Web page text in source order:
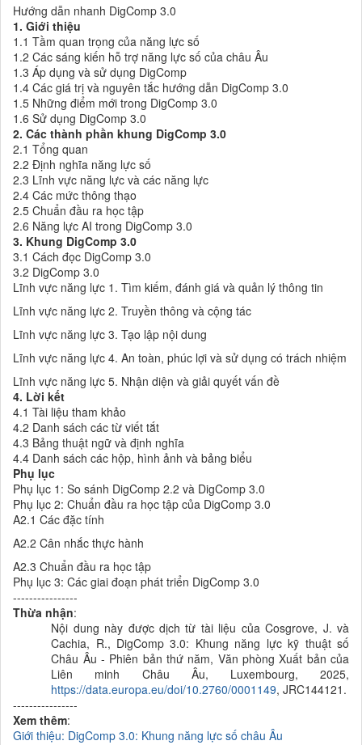
Hướng dẫn nhanh DigComp 3.0
1. Giới thiệu
1.1 Tầm quan trọng của năng lực số
1.2 Các sáng kiến hỗ trợ năng lực số của châu Âu
1.3 Áp dụng và sử dụng DigComp
1.4 Các giá trị và nguyên tắc hướng dẫn DigComp 3.0
1.5 Những điểm mới trong DigComp 3.0
1.6 Sử dụng DigComp 3.0
2. Các thành phần khung DigComp 3.0
2.1 Tổng quan
2.2 Định nghĩa năng lực số
2.3 Lĩnh vực năng lực và các năng lực
2.4 Các mức thông thạo
2.5 Chuẩn đầu ra học tập
2.6 Năng lực AI trong DigComp 3.0
3. Khung DigComp 3.0
3.1 Cách đọc DigComp 3.0
3.2 DigComp 3.0
Lĩnh vực năng lực 1. Tìm kiếm, đánh giá và quản lý thông tin
Lĩnh vực năng lực 2. Truyền thông và cộng tác
Lĩnh vực năng lực 3. Tạo lập nội dung
Lĩnh vực năng lực 4. An toàn, phúc lợi và sử dụng có trách nhiệm
Lĩnh vực năng lực 5. Nhận diện và giải quyết vấn đề
4. Lời kết
4.1 Tài liệu tham khảo
4.2 Danh sách các từ viết tắt
4.3 Bảng thuật ngữ và định nghĩa
4.4 Danh sách các hộp, hình ảnh và bảng biểu
Phụ lục
Phụ lục 1: So sánh DigComp 2.2 và DigComp 3.0
Phụ lục 2: Chuẩn đầu ra học tập của DigComp 3.0
A2.1 Các đặc tính
A2.2 Cân nhắc thực hành
A2.3 Chuẩn đầu ra học tập
Phụ lục 3: Các giai đoạn phát triển DigComp 3.0
----------------
Thừa nhận:
Nội dung này được dịch từ tài liệu củaCosgrove, J. và
Cachia, R., DigComp 3.0: Khung năng lực kỹ thuật số
Châu Âu - Phiên bản thứ năm, Văn phòng Xuất bản của
Liên minh Châu Âu, Luxembourg, 2025,
https://data.europa.eu/doi/10.2760/0001149, JRC144121.
----------------
Xem thêm:
Giới thiệu: DigComp 3.0: Khung năng lực số châu Âu